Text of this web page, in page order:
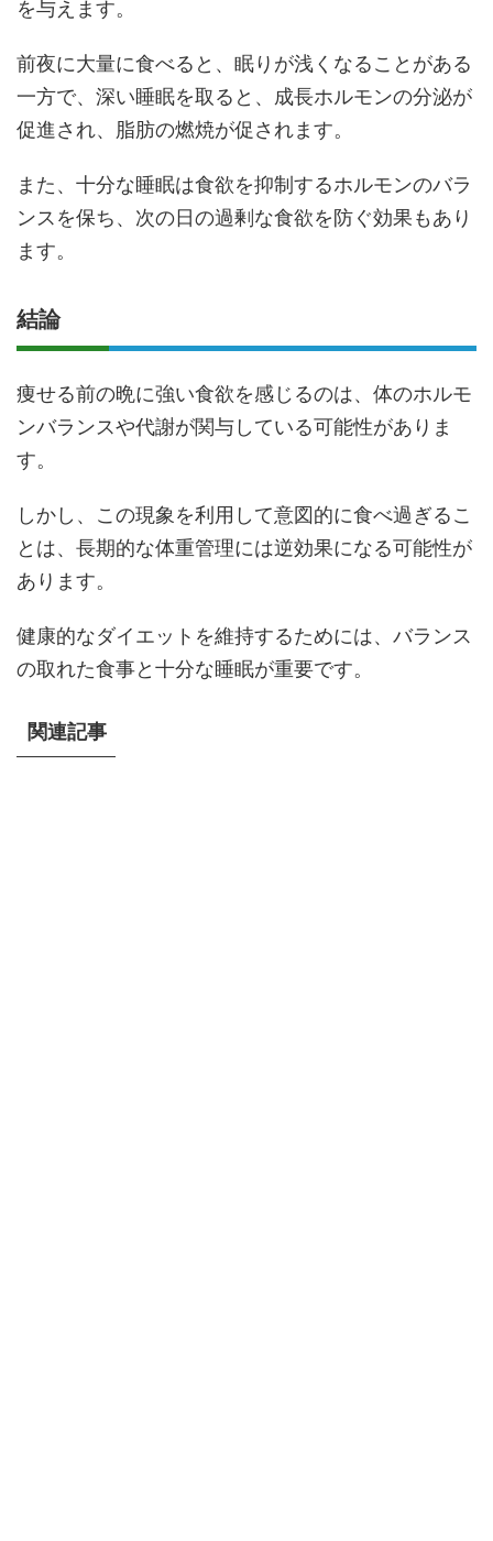
を与えます。
前夜に大量に食べると、眠りが浅くなることがある
一方で、深い睡眠を取ると、成長ホルモンの分泌が
促進され、脂肪の燃焼が促されます。
また、十分な睡眠は食欲を抑制するホルモンのバラ
ンスを保ち、次の日の過剰な食欲を防ぐ効果もあり
ます。
結論
痩せる前の晩に強い食欲を感じるのは、体のホルモ
ンバランスや代謝が関与している可能性がありま
す。
しかし、この現象を利用して意図的に食べ過ぎるこ
とは、長期的な体重管理には逆効果になる可能性が
あります。
健康的なダイエットを維持するためには、バランス
の取れた食事と十分な睡眠が重要です。
関連記事